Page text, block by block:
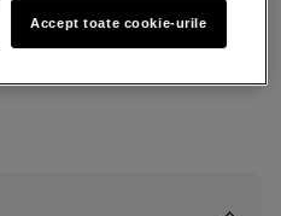
de siguranţă conform
enumerate în capitolele 1 și 2
Accept toate cookie-urile